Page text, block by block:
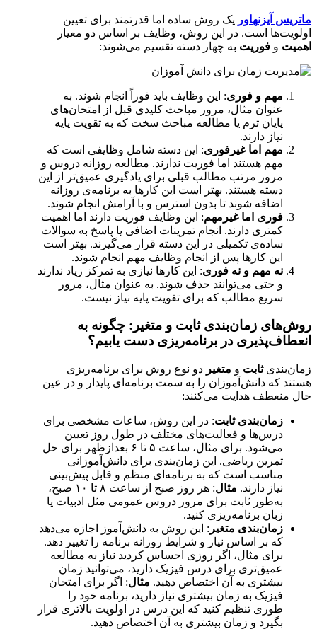
ماتریس آیزنهاور یک روش ساده اما قدرتمند برای تعیین
اولویت‌ها است. در این روش، وظایف بر اساس دو معیار
اهمیت و فوریت به چهار دسته تقسیم می‌شوند:
مهم و فوری: این وظایف باید فوراً انجام شوند. به
عنوان مثال، مرور مباحث کلیدی قبل از امتحان‌های
پایان ترم یا مطالعه مباحث سخت که به تقویت پایه
نیاز دارند.
مهم اما غیرفوری: این دسته شامل وظایفی است که
مهم هستند اما فوریت ندارند. مطالعه روزانه دروس و
مرور مرتب مطالب قبلی برای یادگیری عمیق‌تر از این
دسته هستند. بهتر است این کارها به برنامه‌ی روزانه
اضافه شوند تا بدون استرس و با آرامش انجام شوند.
فوری اما غیرمهم: این وظایف فوریت دارند اما اهمیت
کمتری دارند. انجام تمرینات اضافی یا پاسخ به سوالات
ساده‌ی تکمیلی در این دسته قرار می‌گیرند. بهتر است
این کارها پس از انجام وظایف مهم انجام شوند.
نه مهم و نه فوری: این کارها نیازی به تمرکز زیاد ندارند
و حتی می‌توانند حذف شوند. به عنوان مثال، مرور
سریع مطالب که برای تقویت پایه نیاز نیست.
روش‌های زمان‌بندی ثابت و متغیر: چگونه به
انعطاف‌پذیری در برنامه‌ریزی دست یابیم؟
زمان‌بندیثابت و متغیر دو نوع روش برای برنامه‌ریزی
هستند که دانش‌آموزان را به سمت برنامه‌ای پایدار و در عین
حال منعطف هدایت می‌کنند:
زمان‌بندی ثابت: در این روش، ساعات مشخصی برای
درس‌ها و فعالیت‌های مختلف در طول روز تعیین
می‌شود. برای مثال، ساعت ۵ تا ۶ بعدازظهر برای حل
تمرین ریاضی. این زمان‌بندی برای دانش‌آموزانی
مناسب است که به برنامه‌ای منظم و قابل پیش‌بینی
نیاز دارند. مثال
: هر روز صبح از ساعت ۸ تا ۱۰ صبح،
به‌طور ثابت برای مرور دروس عمومی مثل ادبیات یا
زبان برنامه‌ریزی کنید.
زمان‌بندی متغیر : این روش به دانش‌آموز اجازه می‌دهد
که بر اساس نیاز و شرایط روزانه برنامه را تغییر دهد.
برای مثال، اگر روزی احساس کردید نیاز به مطالعه
عمیق‌تری برای درس فیزیک دارید، می‌توانید زمان
بیشتری به آن اختصاص دهید. مثال: اگر برای امتحان
فیزیک به زمان بیشتری نیاز دارید، برنامه خود را
طوری تنظیم کنید که این درس در اولویت بالاتری قرار
بگیرد و زمان بیشتری به آن اختصاص دهید.